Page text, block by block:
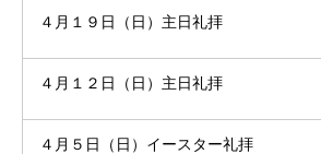
４月１９日（日）主日礼拝
４月１２日（日）主日礼拝
４月５日（日）イースター礼拝